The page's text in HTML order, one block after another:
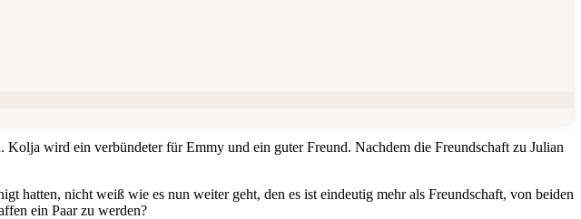
wird ein verbündeter für Emmy und ein guter Freund. Nachdem die Freundschaft zu Julian
hatten, nicht weiß wie es nun weiter geht, den es ist eindeutig mehr als Freundschaft, von beiden
ein Paar zu werden?